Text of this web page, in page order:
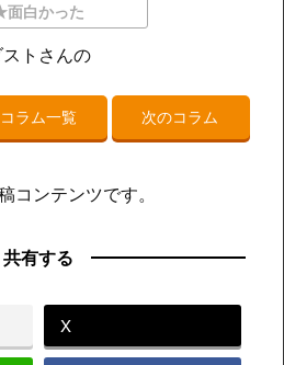
白かった
ストさんの
コラム一覧 次のコラム
コンテンツです。
共有する
X